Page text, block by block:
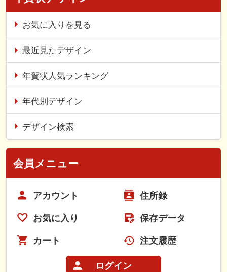
お気に入りを見る
最近見たデザイン
年賀状人気ランキング
年代別デザイン
デザイン検索
会員メニュー
アカウント 住所録
お気に入り 保存データ
カート 注文履歴
ログイン